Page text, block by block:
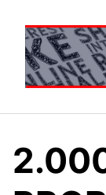
contenido